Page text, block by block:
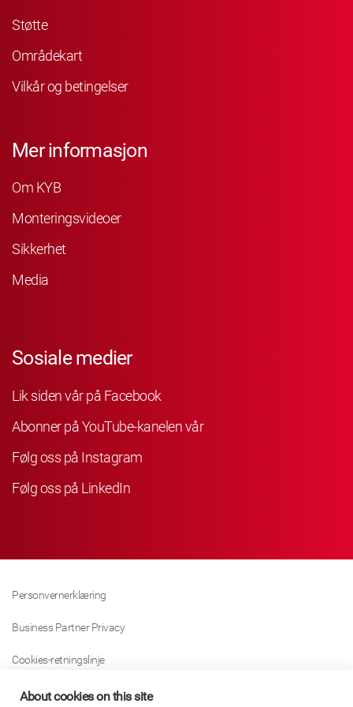
Støtte
Områdekart
Vilkår og betingelser
Mer informasjon
Om KYB
Monteringsvideoer
Sikkerhet
Media
Sosiale medier
Lik siden vår på Facebook
Abonner på YouTube-kanelen vår
Følg oss på Instagram
Følg oss på LinkedIn
Personvernerklæring
Business Partner Privacy
Cookies-retningslinje
Modern Slavery Act Policy
About cookies on this site